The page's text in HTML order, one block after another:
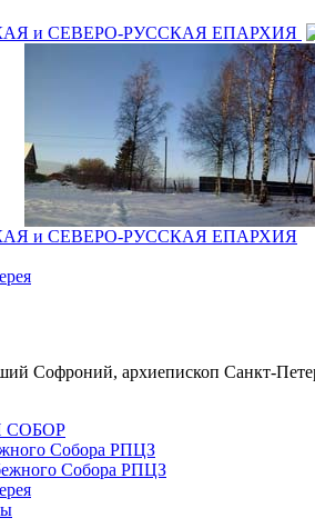
и СЕВЕРО-РУССКАЯ ЕПАРХИЯ
и СЕВЕРО-РУССКАЯ ЕПАРХИЯ
Софроний, архиепископ Санкт-
СОБОР
Собора РПЦЗ
Собора РПЦЗ